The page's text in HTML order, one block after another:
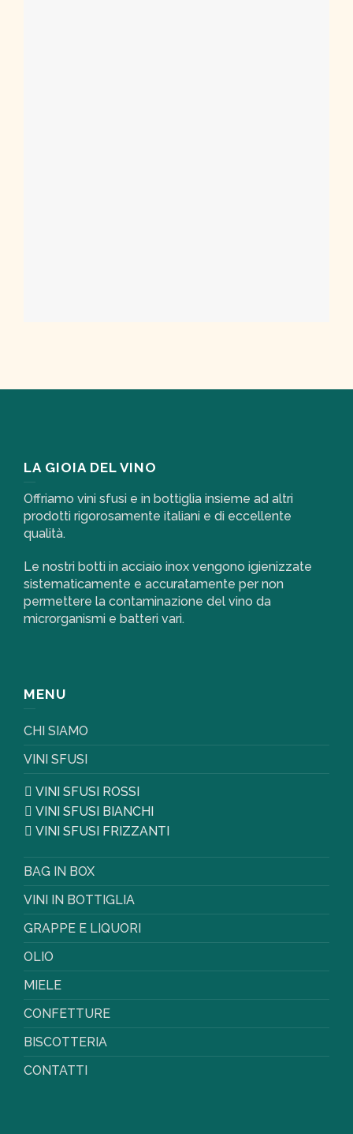
LA GIOIA DEL VINO
Offriamo vini sfusi e in bottiglia insieme ad altri
prodotti rigorosamente italiani e di eccellente
qualità.
Le nostri botti in acciaio inox vengono igienizzate
sistematicamente e accuratamente per non
permettere la contaminazione del vino da
microrganismi e batteri vari.
MENU
CHI SIAMO
VINI SFUSI
VINI SFUSI ROSSI
VINI SFUSI BIANCHI
VINI SFUSI FRIZZANTI
BAG IN BOX
VINI IN BOTTIGLIA
GRAPPE E LIQUORI
OLIO
MIELE
CONFETTURE
BISCOTTERIA
CONTATTI